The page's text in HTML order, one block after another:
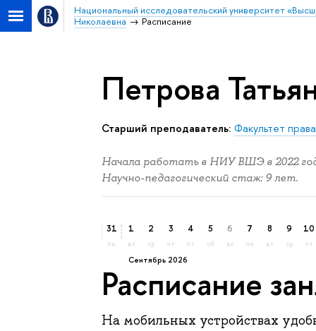
Национальный исследовательский университет
Николаевна
Расписание
Петрова
Старший преподаватель: Факультет права
Начала работать в НИУ ВШЭ в 2022
Научно-педагогический стаж: 9 лет.
31
пн
сентябрь 2026
1
вт
2
ср
3
чт
4
пт
5
сб
6
вс
7
пн
8
вт
9
ср
10
чт
Расписание
На мобильных устройствах